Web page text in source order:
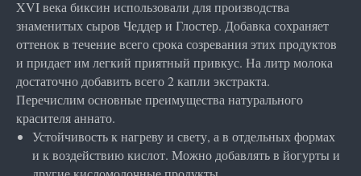
XVI века биксин использовали для производства
знаменитых сыров Чеддер и Глостер. Добавка сохраняет
оттенок в течение всего срока созревания этих продуктов
и придает им легкий приятный привкус. На литр молока
достаточно добавить всего 2 капли экстракта.
Перечислим основные преимущества натурального
красителя аннато.
Устойчивость к нагреву и свету, а в отдельных формах
и к воздействию кислот. Можно добавлять в йогурты и